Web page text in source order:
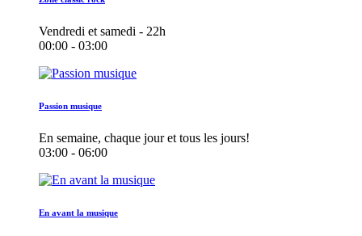
Vendredi et samedi - 22h
00:00 - 03:00
Passion musique
En semaine, chaque jour et tous les jours!
03:00 - 06:00
En avant la musique